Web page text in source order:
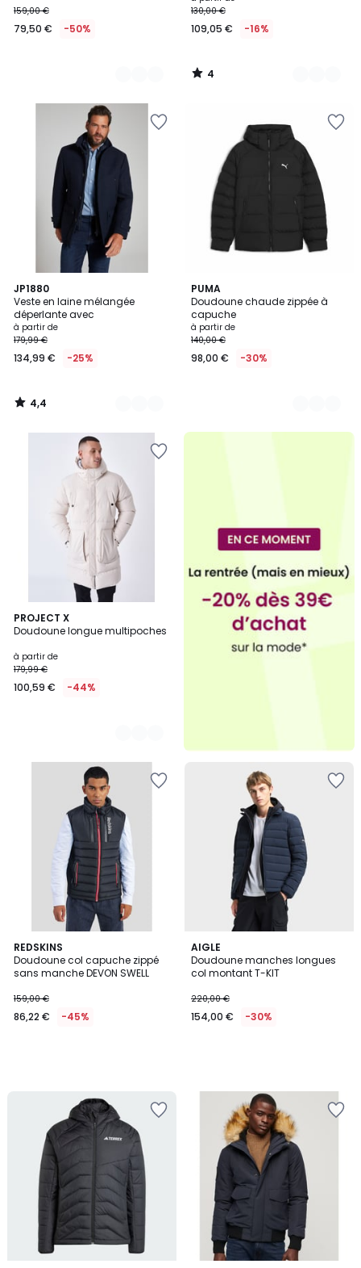
€
au
réduction
appliquée.
159,00 €
79,50 € -50%
130,00 €
109,05 € -16%
4
/
JP1880
Veste en laine mélangée
déperlante avec
à partir de
179,99 €
134,99 € -25%
4,4
/ 5
2
Couleurs
4,4
/
PUMA
Doudoune chaude zippée à
capuche
à partir de
140,00 €
98,00 € -30%
2
Couleurs
PROJECT X
Doudoune longue multipoches
à partir de
179,99 €
100,59 € -44%
2
Couleurs
REDSKINS
Doudoune col capuche zippé
sans manche DEVON SWELL
159,00 €
86,22 € -45%
AIGLE
Doudoune manches longues
col montant T-KIT
220,00 €
154,00 € -30%